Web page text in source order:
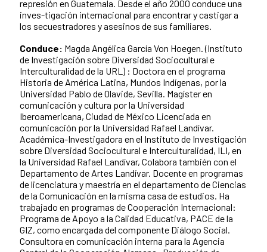
represión en Guatemala. Desde el año 2000 conduce una
inves-tigación internacional para encontrar y castigar a
los secuestradores y asesinos de sus familiares.
Conduce: Magda Angélica García Von Hoegen.(Instituto
de Investigación sobre Diversidad Sociocultural e
Interculturalidad de la URL) : Doctora en el programa
Historia de América Latina, Mundos Indígenas, por la
Universidad Pablo de Olavide, Sevilla. Magíster en
comunicación y cultura por la Universidad
Iberoamericana, Ciudad de México Licenciada en
comunicación por la Universidad Rafael Landívar.
Académica-Investigadora en el Instituto de Investigación
sobre Diversidad Sociocultural e Interculturalidad, ILI, en
la Universidad Rafael Landívar, Colabora también con el
Departamento de Artes Landívar. Docente en programas
de licenciatura y maestría en el departamento de Ciencias
de la Comunicación en la misma casa de estudios. Ha
trabajado en programas de Cooperación Internacional:
Programa de Apoyo a la Calidad Educativa, PACE de la
GIZ, como encargada del componente Diálogo Social.
Consultora en comunicación interna para la Agencia